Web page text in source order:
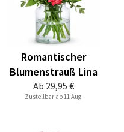
Ab 29,95 €
Romantischer
Blumenstrauß Lina
Zustellbar ab 11 Aug.